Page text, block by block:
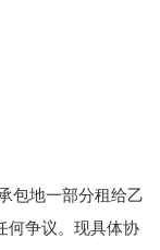
地一部分租给乙
何争议。现具体协